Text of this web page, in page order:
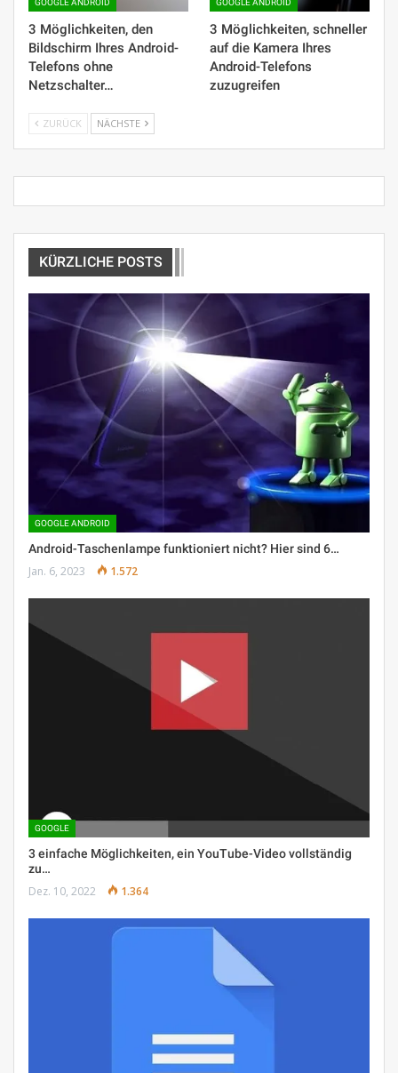
3 Möglichkeiten, den
Bildschirm Ihres Android-
Telefons ohne
Netzschalter…
3 Möglichkeiten, schneller
auf die Kamera Ihres
Android-Telefons
zuzugreifen
ZURÜCK NÄCHSTE
KÜRZLICHE POSTS
GOOGLE ANDROID
Android-Taschenlampe funktioniert nicht? Hier sind 6…
Jan. 6, 2023 1.572
GOOGLE
3 einfache Möglichkeiten, ein YouTube-Video vollständig
zu…
Dez. 10, 2022 1.364